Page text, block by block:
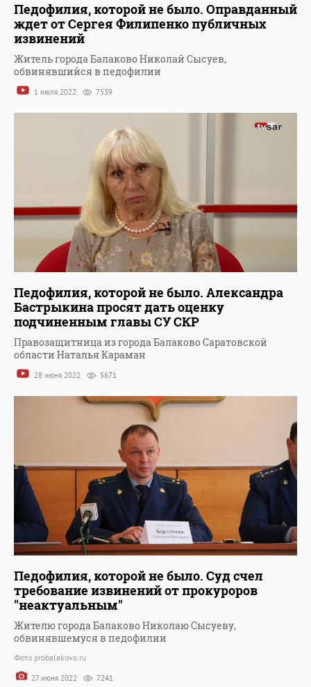
Педофилия, которой не было. Оправданный
ждет от Сергея Филипенко публичных
извинений
Житель города Балаково Николай Сысуев,
обвинявшийся в педофилии
1 июля 2022 7539
Педофилия, которой не было. Александра
Бастрыкина просят дать оценку
подчиненным главы СУ СКР
Правозащитница из города Балаково Саратовской
области Наталья Караман
28 июня 2022 5671
Педофилия, которой не было. Суд счел
требование извинений от прокуроров
"неактуальным"
Жителю города Балаково Николаю Сысуеву,
обвинявшемуся в педофилии
Фото probalakovo.ru
27 июня 2022 7241